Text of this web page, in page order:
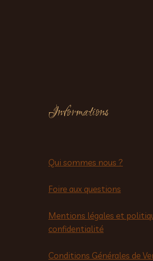
Informations
Qui sommes nous ?
Foire aux questions
Mentions légales et
confidentialité
Conditions Générales de